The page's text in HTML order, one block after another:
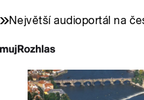
Největší audioportál na